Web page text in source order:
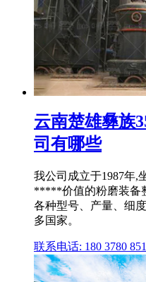
云南楚雄彝族
司有哪些
我公司成立于1987年,
*****价值的粉磨装备
各种型号、产量、细
多国家。
联系电话: 180 3780